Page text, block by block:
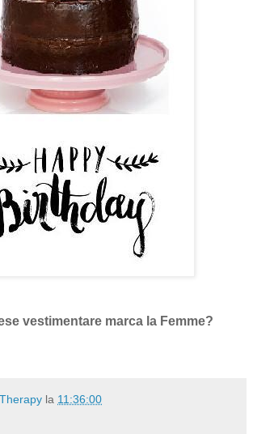
vestimentare marca la Femme?
la 11:36:00